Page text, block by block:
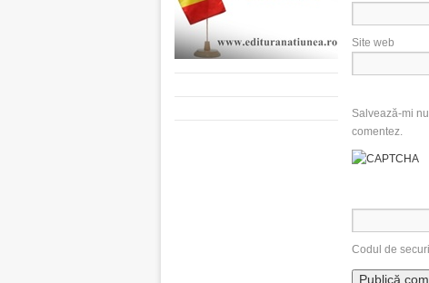
Site web
Salvează-mi
comentez.
Codul de